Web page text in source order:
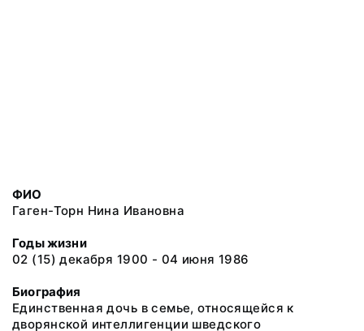
ФИО
Гаген-Торн Нина Ивановна
Годы жизни
02 (15) декабря 1900 - 04 июня 1986
Биография
Единственная дочь в семье, относящейся к
дворянской интеллигенции шведского